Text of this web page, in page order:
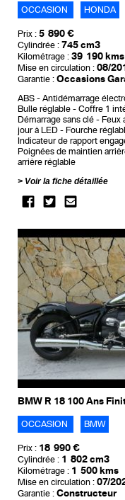
OCCASION HONDA
Prix : 5 890 €
Cylindrée : 745 cm3
Kilométrage : 39 190 kms
Mise en circulation : 08/
Garantie : Occasions
ABS Antidémarrage
Bulle réglable
Coffre 1
Démarrage sans clé
Feux
jour à LED
Fourche
Indicateur de rapport
Poignées de maintien
arrière réglable
Voir la fiche détaillée
BMW R 18 100 Ans
OCCASION BMW
Prix : 18 990 €
Cylindrée : 1 802 cm3
Kilométrage : 1 500 kms
Mise en circulation : 07/
Garantie : Constructeur